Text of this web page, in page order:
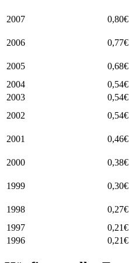
2007 0,80€
2006 0,77€
2005 0,68€
2004
0,54€
2003
0,54€
2002
0,54€
2001 0,46€
2000 0,38€
1999 0,30€
1998 0,27€
1997
0,21€
1996
0,21€